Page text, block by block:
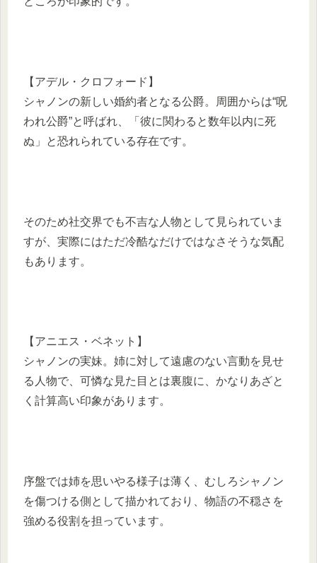
【アデル・クロフォード】
シャノンの新しい婚約者となる公爵。周囲からは“呪
われ公爵”と呼ばれ、「彼に関わると数年以内に死
ぬ」と恐れられている存在です。
そのため社交界でも不吉な人物として見られていま
すが、実際にはただ冷酷なだけではなさそうな気配
もあります。
【アニエス・ベネット】
シャノンの実妹。姉に対して遠慮のない言動を見せ
る人物で、可憐な見た目とは裏腹に、かなりあざと
く計算高い印象があります。
序盤では姉を思いやる様子は薄く、むしろシャノン
を傷つける側として描かれており、物語の不穏さを
強める役割を担っています。